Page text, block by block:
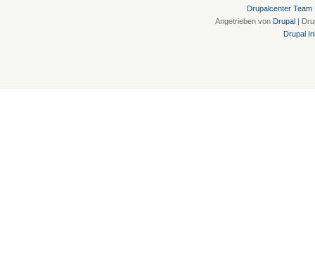
Drupalcenter Team
Angetrieben von Drupal
|
Drupal